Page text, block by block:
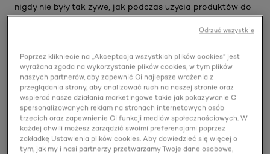
nigdy nie były tak żywe, jak podczas użycia produktów do
pielęgnacji włosów L'Oréal Paris.
10 wynik(i/ów)
OKREŚL SWOJE POTRZEBY
(1)
Poprzez klikniecie na „Akceptacja wszystkich plików cookies” jest
wyrażana zgoda na wykorzystanie plików cookies, w tym plików
naszych partnerów, aby zapewnić Ci najlepsze wrażenia z
przeglądania strony, aby analizować ruch na naszej stronie oraz
wspierać nasze działania marketingowe takie jak pokazywanie Ci
spersonalizowanych reklam na stronach internetowych osób
trzecich oraz zapewnienie Ci funkcji mediów społecznościowych. W
każdej chwili możesz zarządzić swoimi preferencjami poprzez
zakładkę Ustawienia plików cookies. Aby dowiedzieć się więcej o
tym, jak my i nasi partnerzy przetwarzamy Twoje dane osobowe,
Odrzuć wszystkie